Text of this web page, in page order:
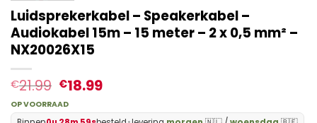
Luidsprekerkabel – Speakerkabel –
Audiokabel 15m – 15 meter – 2 x 0,5 mm² –
NX20026X15
€21.99 €18.99
OP VOORRAAD